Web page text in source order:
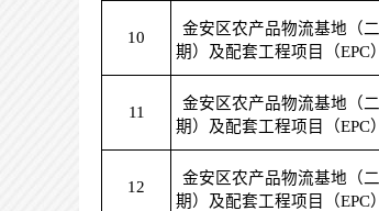
10
金安区农产品物流基地（二
期）及配套工程项目（EPC）
11
金安区农产品物流基地（二
期）及配套工程项目（EPC）
12
金安区农产品物流基地（二
期）及配套工程项目（EPC）